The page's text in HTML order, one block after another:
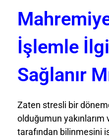
İşlemle
Sağlanır
Zaten stresli bir
olduğumun yakınlarım
tarafından bilinmesini